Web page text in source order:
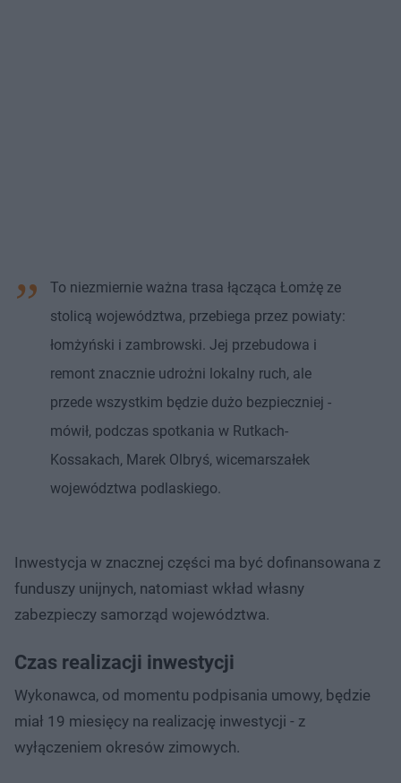
To niezmiernie ważna trasa łącząca Łomżę ze
stolicą województwa, przebiega przez powiaty:
łomżyński i zambrowski. Jej przebudowa i
remont znacznie udrożni lokalny ruch, ale
przede wszystkim będzie dużo bezpieczniej -
mówił, podczas spotkania w Rutkach-
Kossakach, Marek Olbryś, wicemarszałek
województwa podlaskiego.
Inwestycja w znacznej części ma być dofinansowana z
funduszy unijnych, natomiast wkład własny
zabezpieczy samorząd województwa.
Czas realizacji inwestycji
Wykonawca, od momentu podpisania umowy, będzie
miał 19 miesięcy na realizację inwestycji - z
wyłączeniem okresów zimowych.